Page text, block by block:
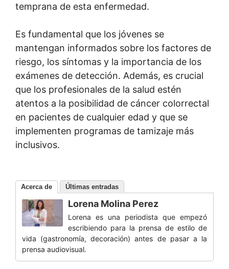
temprana de esta enfermedad.
Es fundamental que los jóvenes se
mantengan informados sobre los factores de
riesgo, los síntomas y la importancia de los
exámenes de detección. Además, es crucial
que los profesionales de la salud estén
atentos a la posibilidad de cáncer colorrectal
en pacientes de cualquier edad y que se
implementen programas de tamizaje más
inclusivos.
Acerca de Últimas entradas
Lorena Molina Perez
Lorena es una periodista que empezó
escribiendo para la prensa de estilo de
vida (gastronomía, decoración) antes de pasar a la
prensa audiovisual.